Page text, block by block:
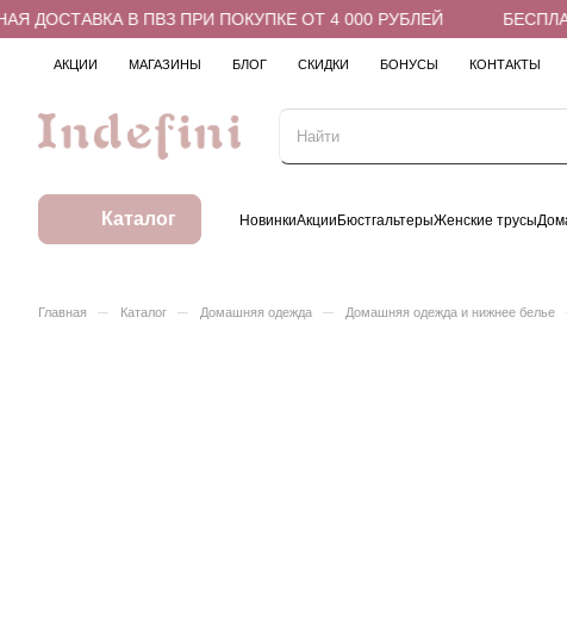
ДОСТАВКА В ПВЗ ПРИ ПОКУПКЕ ОТ 4 000 РУБЛЕЙ
АКЦИИ МАГАЗИНЫ БЛОГ СКИДКИ БОНУСЫ КОНТАКТЫ
Каталог НовинкиАкцииБюстгальтерыЖенские трусы
Главная – Каталог – Домашняя одежда – Домашняя одежда и нижнее белье